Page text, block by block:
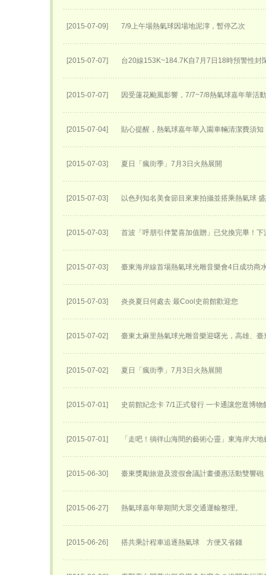
[2015-07-09] 7/9上午場熱氣球因場地泥濘，暫停乙次
[2015-07-07] 台20線153K~184.7K自7月7日18時預警性封
[2015-07-07] 因受蓮花颱風影響，7/7~7/8熱氣球嘉年華活
[2015-07-04] 貼心提醒，熱氣球嘉年華入園車輛清潔費須知
[2015-07-03] 夏日「瘋街季」7月3日火熱展開
[2015-07-03] 以色列知名美食節目來東拍攝並搭乘熱氣球
[2015-07-03] 首波「呼朋引伴驚喜加值贈」已兌換完畢！下
[2015-07-03] 臺東海岸線首場熱氣球光雕音樂會4日成功商
[2015-07-03] 炎炎夏日何處去 最Cool史前館歡迎您
[2015-07-02] 臺東太麻里熱氣球光雕音樂迎曙光，高雄、
[2015-07-02] 夏日「瘋街季」7月3日火熱展開
[2015-07-01] 史前館紀念卡 7/1正式發行 一卡通讓您逛博物
[2015-07-01] 「走吧！徜徉山海間的藝術心靈」東海岸大
[2015-06-30] 臺東獎勵旅遊及渡假會議計畫優惠活動雙響砲
[2015-06-27] 熱氣球嘉年華期間大眾交通運輸整理。
[2015-06-26] 搭共乘計程車追逐熱氣球 方便又省錢